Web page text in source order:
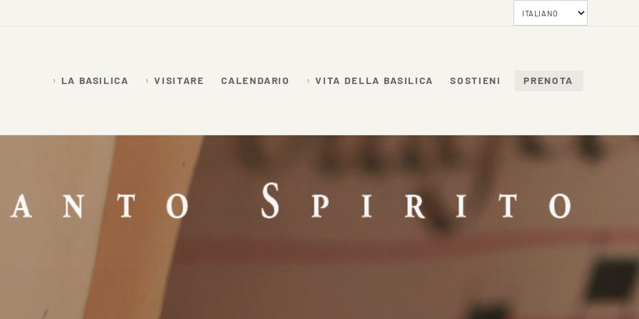
LA BASILICA VISITARE CALENDARIO VITA DELLA BASILICA SOSTIENI PRENOTA